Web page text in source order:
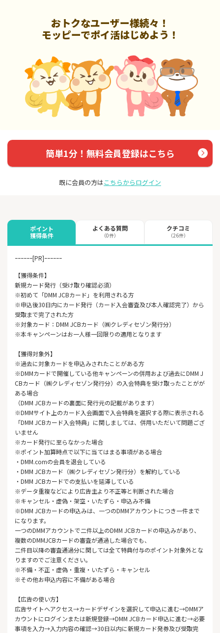
おトクなユーザー様続々！
モッピーでポイ活はじめよう！
簡単1分！無料会員登録はこちら
既に会員の方はこちらからログイン
ポイント
獲得条件
よくある質問
（0件）
クチコミ
（26件）
ｰｰｰｰｰｰ[PR]ｰｰｰｰｰｰ
【獲得条件】
新規カード発行（受け取り確認必須）
※初めて「DMM JCBカード」を利用される方
※申込後30日内にカード発行（カード入会審査及び本人確認完了）から
受取まで完了された方
※対象カード：DMM JCBカード（㈱クレディセゾン発行分）
※本キャンペーンはお一人様一回限りの適用となります
【獲得対象外】
※過去に対象カードを申込みされたことがある方
※DMMカードで開催している他キャンペーンの併用および過去にDMM J
CBカード（㈱クレディセゾン発行分）の入会特典を受け取ったことがが
ある場合
（DMM JCBカードの裏面に発行元の記載があります）
※DMMサイト上のカード入会画面で入会特典を選択する際に表示される
「DMM JCBカード入会特典」に関しましては、併用いただいて問題ござ
いません
※カード発行に至らなかった場合
※ポイント加算時点で以下に当てはまる事項がある場合
・DMM.comの会員を退会している
・DMM JCBカード（㈱クレディセゾン発行分）を解約している
・DMM JCBカードでの支払いを延滞している
※データ重複などにより広告主より不正等と判断された場合
※キャンセル・虚偽・架空・いたずら・申込み不備
※DMM JCBカードの申込みは、一つのDMMアカウントにつき一件まで
になります。
一つのDMMアカウントで二件以上のDMM JCBカードの申込みがあり、
複数のDMMJCBカードの審査が通過した場合でも、
二件目以降の審査通過分に関しては全て特典付与のポイント対象外とな
りますのでご注意ください。
※不備・不正・虚偽・重複・いたずら・キャンセル
※その他お申込内容に不備がある場合
【広告の使い方】
広告サイトへアクセス→カードデザインを選択して申込に進む→DMMア
カウントにログインまたは新規登録→DMM JCBカード申込に進む→必要
事項を入力→入力内容の確認→30日以内に新規カード発券及び受取完